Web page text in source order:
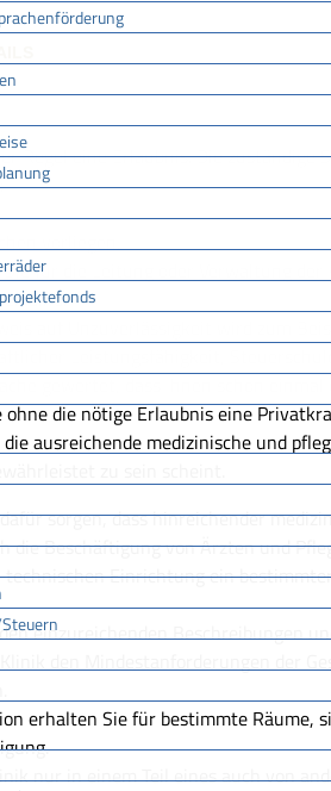
Regel eine Erlaubnis. Die
vorliegen,
für die Leitung oder Verwaltung der
sind.
auf Unzuverlässigkeit wird
Leistungsfähigkeit,
gewertet, dass Ihnen schon einmal
ohne die nötige Erlaubnis eine
ausreichende medizinische und
zu sein scheint.
sorgen, dass hinreichender
die Beschäftigung von Ärzten und
Einrichtung ein
einzureichenden Beschreibungen
den Mindestanforderungen der
erhalten Sie für bestimmte Räume,
nur in einem Teil eines auch von